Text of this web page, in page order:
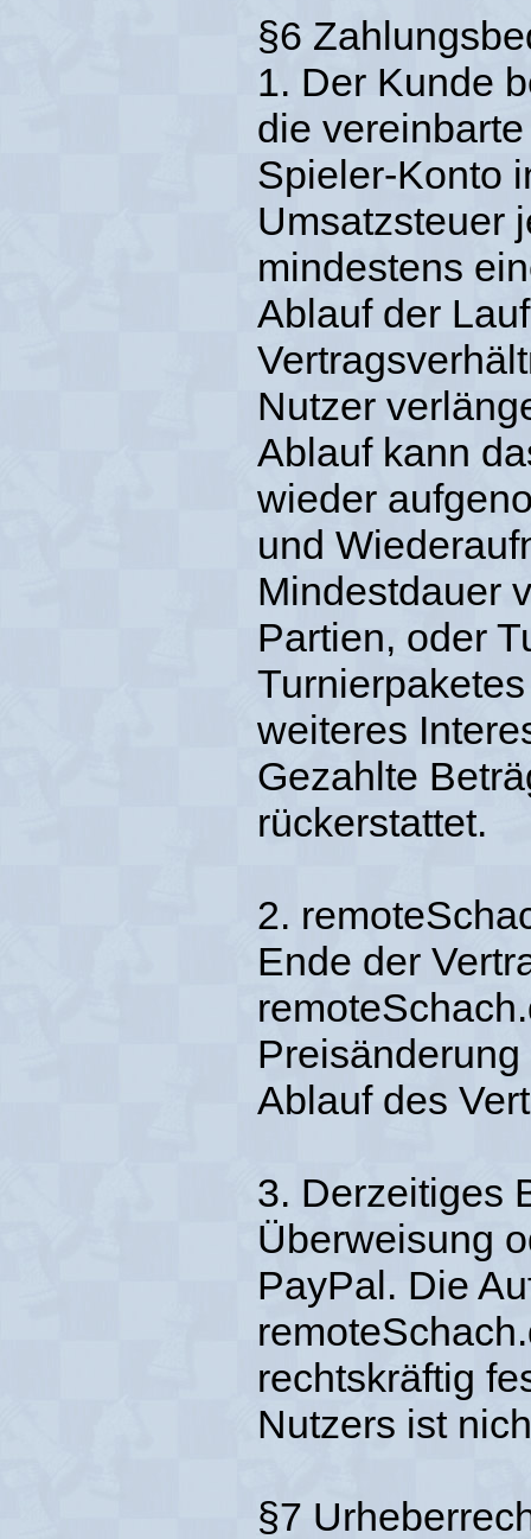
§6
1. Der Kunde
die
Spieler-Konto
Umsatzsteuer
mindestens
Ablauf der
Nutzer
Ablauf kann
wieder
und
Mindestdauer
Partien, oder
weiteres
Gezahlte
rückerstattet.
2.
Ende der
Ablauf des
3. Derzeitiges
Überweisung
PayPal. Die
rechtskräftig
Nutzers ist
§7